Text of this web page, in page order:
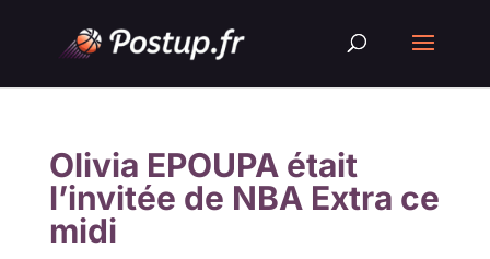
Olivia EPOUPA était
l’invitée de NBA Extra ce
midi